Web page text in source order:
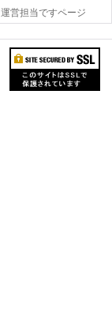
運営担当ですページ